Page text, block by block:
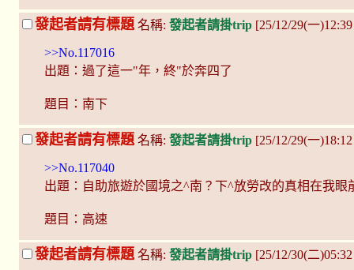
發起者請有標題 名稱: 發起者請掛trip [25/12/29(一
>>No.117016
出題：過了這一"年，終"於奔四了
題目：南下
發起者請有標題 名稱: 發起者請掛trip [25/12/29(一
>>No.117040
出題：自助旅遊於國境之^南？下^放勞改的真相在我眼
題目：高速
發起者請有標題 名稱: 發起者請掛trip [25/12/30(二